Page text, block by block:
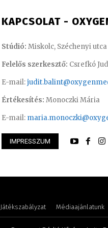
könyvelési asszisztens
KAPCSOLAT -
Stúdió: Miskolc, Széchenyi utca
Felelős szerkesztő: Csrefkó
E-mail:
Értékesítés: Monoczki Mária
E-mail:
IMPRESSZUM
Játékszabályzat Médiaajánlatunk